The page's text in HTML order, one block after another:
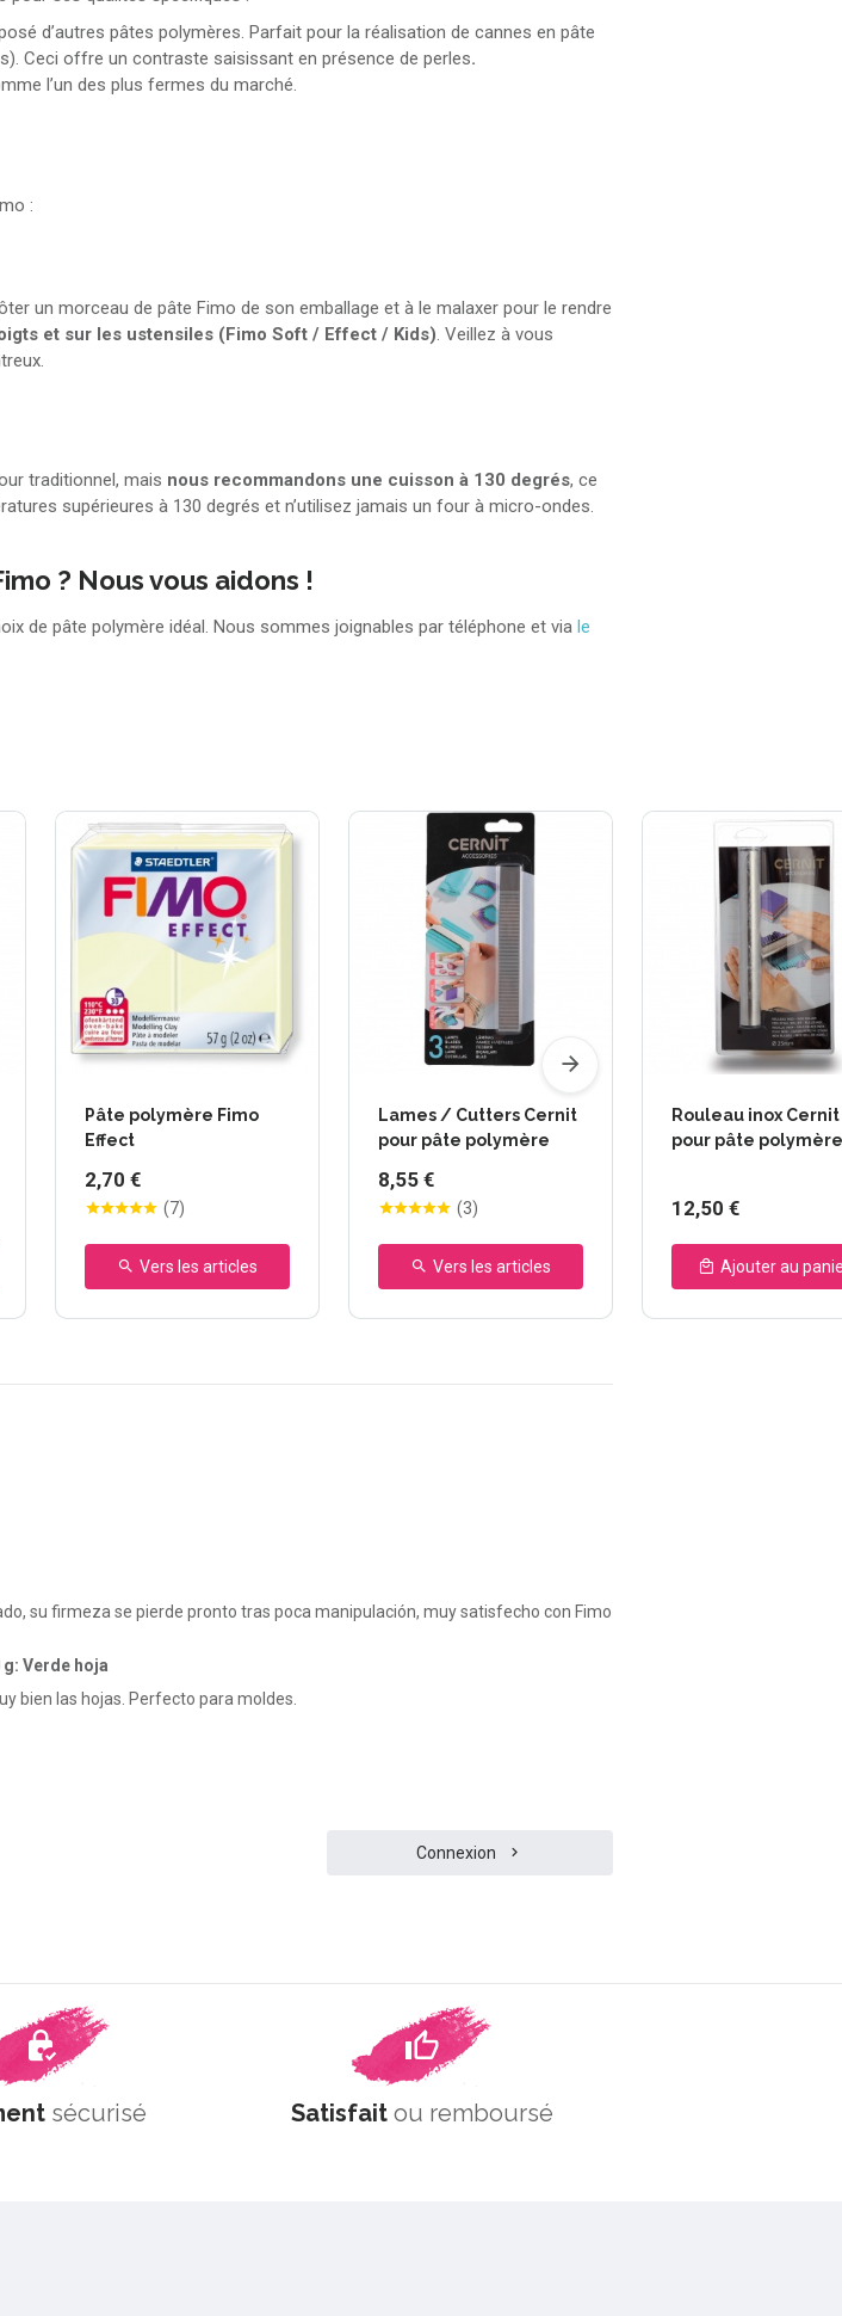
d’autres pâtes polymères. Parfait pour la réalisation de cannes en pâte
Ceci offre un contraste saisissant en présence de perles.
l’un des plus fermes du marché.
:
un morceau de pâte Fimo de son emballage et à le malaxer pour le rendre
et sur les ustensiles (Fimo Soft / Effect / Kids). Veillez à vous
traditionnel, mais nous recommandons une cuisson à 130 degrés, ce
supérieures à 130 degrés et n’utilisez jamais un four à micro-ondes.
? Nous vous aidons !
de pâte polymère idéal. Nous sommes joignables par téléphone et via le
Pâte polymère Fimo
Effect
2,70 €
(7)
Vers les articles
Lames / Cutters Cernit
pour pâte polymère
8,55 €
(3)
Vers les articles
Rouleau inox Cernit
pour pâte polymère
12,50 €
Ajouter au
su firmeza se pierde pronto tras poca manipulación, muy satisfecho con Fimo
Verde hoja
bien las hojas. Perfecto para moldes.
Connexion
sécurisé Satisfaitou remboursé